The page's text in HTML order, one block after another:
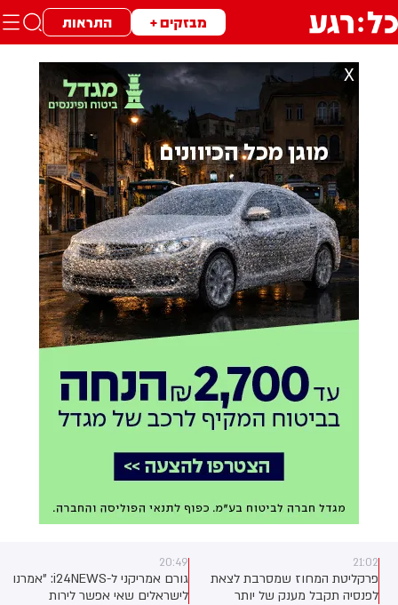
מבזקים + התראות
X
21:02
פרקליטת המחוז שמסרבת לצאת
לפנסיה תקבל מענק של יותר
20:49
גורם אמריקני ל-i24NEWS: "אמרנו
לישראלים שאי אפשר לירות